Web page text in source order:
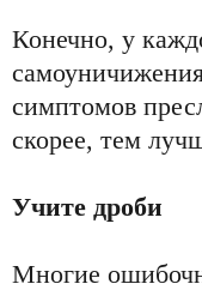
Конечно, у
симптомов
скорее, тем
Учите дроби
Многие